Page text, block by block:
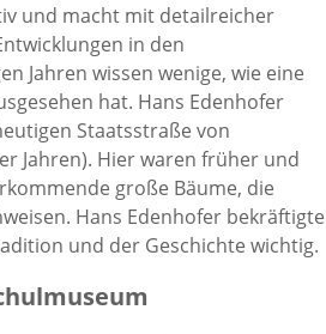
und macht mit detailreicher
in den
Jahren wissen wenige, wie eine
hat. Hans Edenhofer
Staatsstraße von
Jahren). Hier waren früher und
große Bäume, die
Hans Edenhofer bekräftigte
und der Geschichte wichtig.